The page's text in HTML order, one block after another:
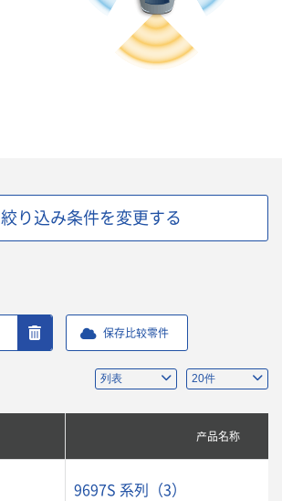
絞り込み条件を変更する
保存比较零件
产品名称
9697S 系列（3）